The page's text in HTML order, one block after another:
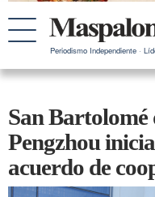
Periodismo Independiente ·
San
Pengzhou
acuerdo de